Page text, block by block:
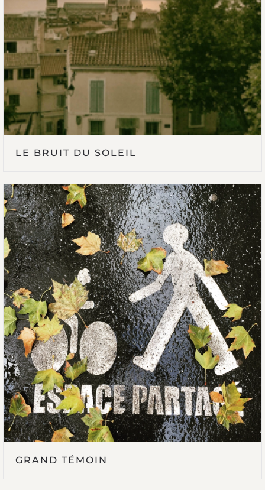
LE BRUIT DU SOLEIL
GRAND TÉMOIN